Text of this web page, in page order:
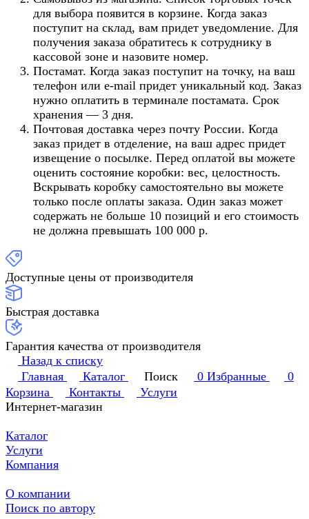
для выбора появится в корзине. Когда заказ
поступит на склад, вам придет уведомление. Для
получения заказа обратитесь к сотруднику в
кассовой зоне и назовите номер.
Постамат. Когда заказ поступит на точку, на ваш
телефон или e-mail придет уникальный код. Заказ
нужно оплатить в терминале постамата. Срок
хранения — 3 дня.
Почтовая доставка через почту России. Когда
заказ придет в отделение, на ваш адрес придет
извещение о посылке. Перед оплатой вы можете
оценить состояние коробки: вес, целостность.
Вскрывать коробку самостоятельно вы можете
только после оплаты заказа. Один заказ может
содержать не больше 10 позиций и его стоимость
не должна превышать 100 000 р.
Доступные цены от производителя
Быстрая доставка
Гарантия качества от производителя
Назад к списку
Главная
Каталог Поиск 0 Избранные
0
Корзина
Контакты
Услуги
Интернет-магазин
Каталог
Услуги
Компания
О компании
Поиск по автору